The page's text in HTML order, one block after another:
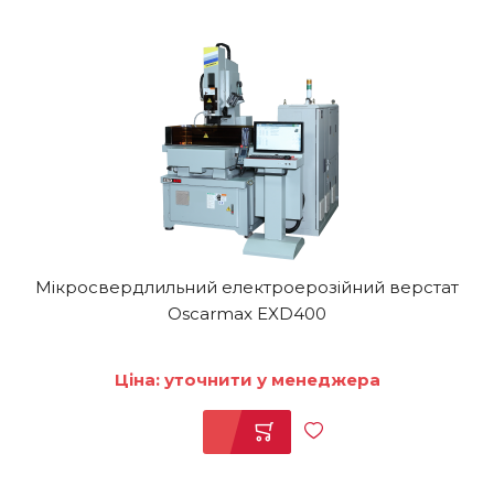
Мікросвердлильний електроерозійний верстат
Oscarmax EXD400
Ціна: уточнити у менеджера